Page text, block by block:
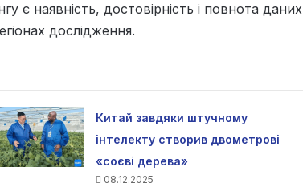
є наявність, достовірність і повнота даних
дослідження.
Китай завдяки штучному
інтелекту створив двометрові
«соєві дерева»
08.12.2025